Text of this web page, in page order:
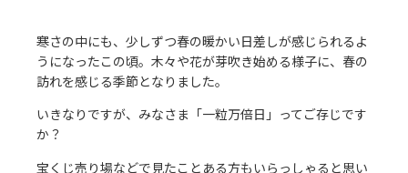
寒さの中にも、少しずつ春の暖かい日差しが感じられるよ
うになったこの頃。木々や花が芽吹き始める様子に、春の
訪れを感じる季節となりました。
いきなりですが、みなさま「一粒万倍日」ってご存じです
か？
宝くじ売り場などで見たことある方もいらっしゃると思い